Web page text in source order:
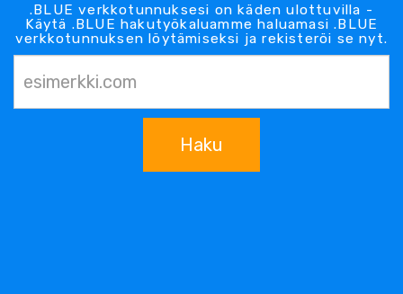
.BLUE verkkotunnuksesi on käden ulottuvilla -
Käytä .BLUE hakutyökaluamme haluamasi .BLUE
verkkotunnuksen löytämiseksi ja rekisteröi se nyt.
Haku